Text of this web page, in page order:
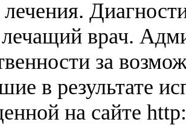
врач.
за
в результате
на сайте